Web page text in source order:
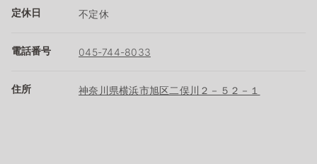
定休日 不定休
電話番号 045-744-8033
住所 神奈川県横浜市旭区二俣川２－５２－１